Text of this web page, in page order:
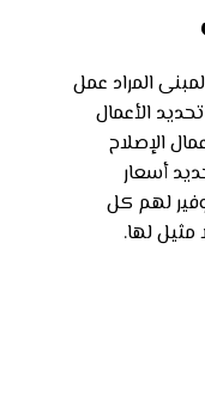
المراد عمل
الأعمال
الإصلاح
أسعار
لهم كل
مثيل لها.